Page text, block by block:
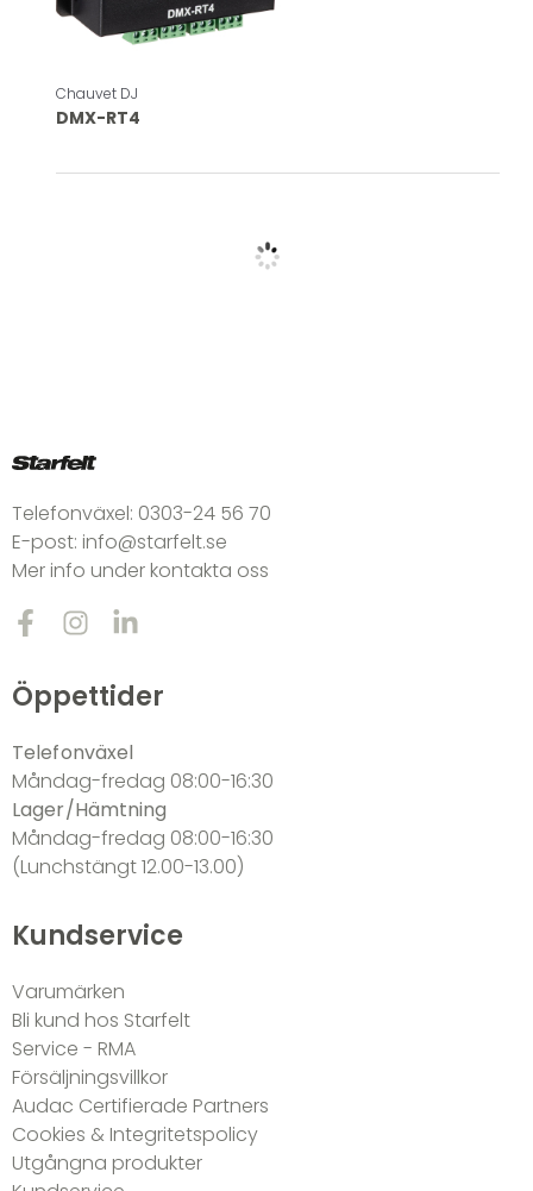
Chauvet DJ
DMX-RT4
Telefonväxel: 0303-24 56 70
E-post: info@starfelt.se
Mer info under kontakta oss
Öppettider
Telefonväxel
Måndag-fredag 08:00-16:30
Lager/Hämtning
Måndag-fredag 08:00-16:30
(Lunchstängt 12.00-13.00)
Kundservice
Varumärken
Bli kund hos Starfelt
Service - RMA
Försäljningsvillkor
Audac Certifierade Partners
Cookies & Integritetspolicy
Utgångna produkter